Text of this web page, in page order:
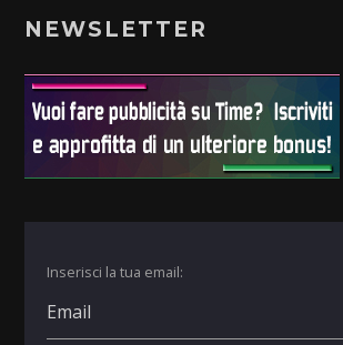
NEWSLETTER
Inserisci la tua email: